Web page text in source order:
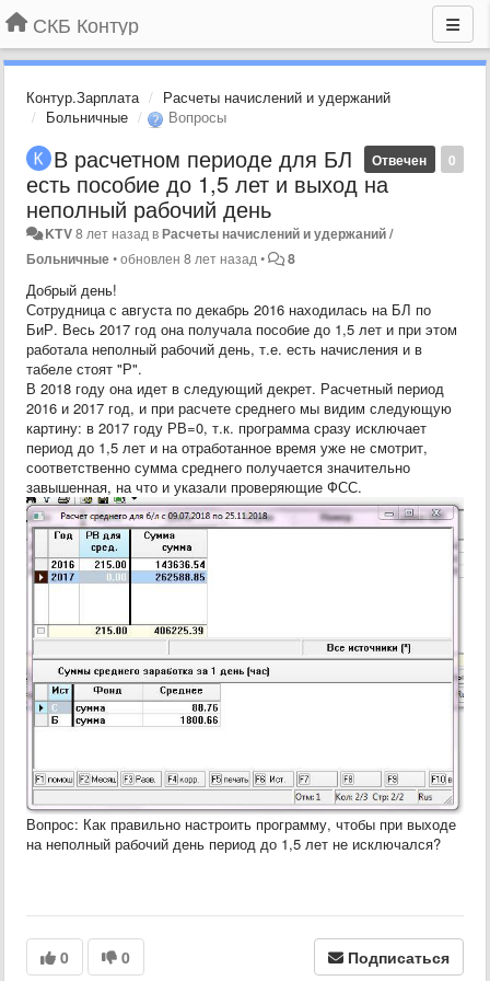
СКБ Контур
Контур.Зарплата
Расчеты начислений и удержаний
Больничные
Вопросы
0
Отвечен
В расчетном периоде для БЛ
есть пособие до 1,5 лет и выход на
неполный рабочий день
KTV8 лет назад вРасчеты начислений и удержаний /
Больничные•обновлен 8 лет назад • 8
Добрый день!
Сотрудница с августа по декабрь 2016 находилась на БЛ по
БиР. Весь 2017 год она получала пособие до 1,5 лет и при этом
работала неполный рабочий день, т.е. есть начисления и в
табеле стоят "Р".
В 2018 году она идет в следующий декрет. Расчетный период
2016 и 2017 год, и при расчете среднего мы видим следующую
картину: в 2017 году РВ=0, т.к. программа сразу исключает
период до 1,5 лет и на отработанное время уже не смотрит,
соответственно сумма среднего получается значительно
завышенная, на что и указали проверяющие ФСС.
Вопрос: Как правильно настроить программу, чтобы при выходе
на неполный рабочий день период до 1,5 лет не исключался?
0 0 Подписаться